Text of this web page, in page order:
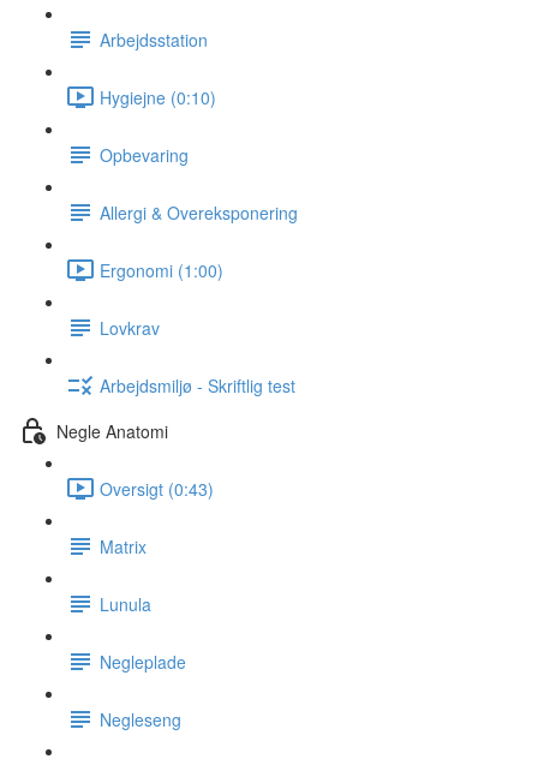
Arbejdsstation
Hygiejne (0:10)
Opbevaring
Allergi & Overeksponering
Ergonomi (1:00)
Lovkrav
Arbejdsmiljø - Skriftlig test
Negle Anatomi
Oversigt (0:43)
Matrix
Lunula
Negleplade
Negleseng